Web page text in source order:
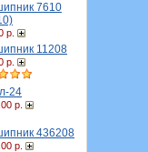
7610
р.
11208
р.
24
р.
436208
р.